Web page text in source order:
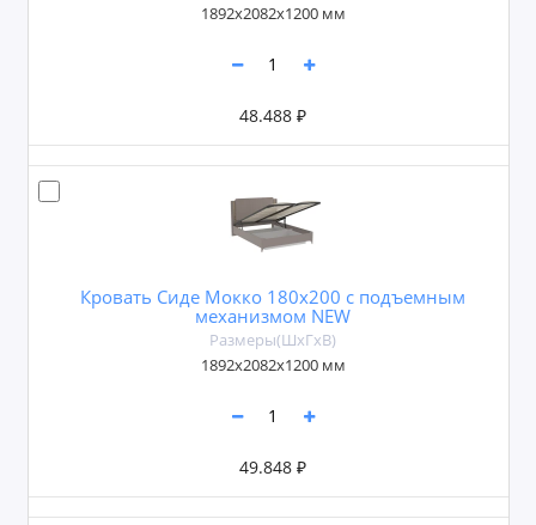
1892х2082х1200 мм
48.488 ₽
Кровать Сиде Мокко 180х200 с подъемным
механизмом NEW
Размеры(ШxГxВ)
1892х2082х1200 мм
49.848 ₽